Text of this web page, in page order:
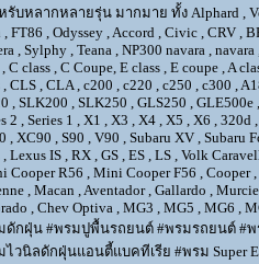
บหลากหลายรุ่น มากมาย ทั้ง Alphard ,
, FT86 , Odyssey , Accord , Civic , CRV ,
, Sylphy , Teana , NP300 navara ,
C class , C Coupe, E class , E coupe , A
, CLS , CLA , c200 , c220 , c250 , c300 ,
, SLK200 , SLK250 , GLS250 , GLE500e
2 , Series 1 , X1 , X3 , X4 , X5 , X6 ,
, XC90 , S90 , V90 , Subaru XV , Subaru
Lexus IS , RX , GS , ES , LS , Volk
Cooper R56 , Mini Cooper F56 , Cooper
, Macan , Aventador , Gallardo ,
, Chev Optiva , MG3 , MG5 , MG6 ,
ดักฝุ่น #พรมปูพื้นรถยนต์ #พรมรถยนต์ #พ
ไวนิลดักฝุ่นแอนตี้แบคทีเรีย #พรม Super